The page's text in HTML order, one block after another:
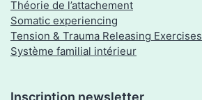
Théorie de l’attachement
Somatic experiencing
Tension & Trauma Releasing Exercises
Système familial intérieur